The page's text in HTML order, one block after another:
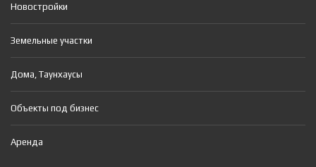
Новостройки
Земельные участки
Дома, Таунхаусы
Объекты под бизнес
Аренда